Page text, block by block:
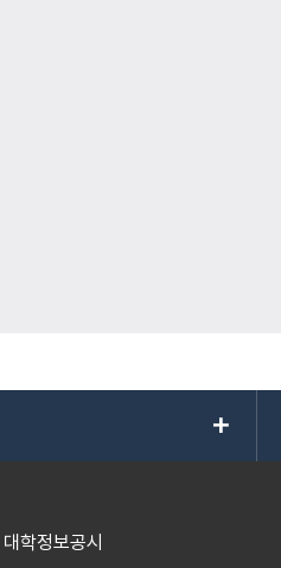
add
대학정보공시